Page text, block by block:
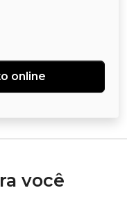
online
você